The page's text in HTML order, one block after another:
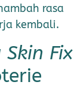
rasa
kembali.
Fix